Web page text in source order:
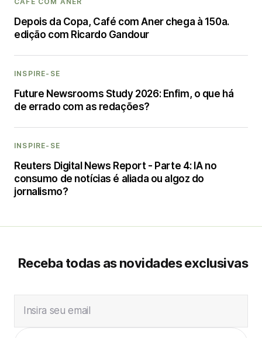
Depois da Copa, Café com Aner chega à 150a.
edição com Ricardo Gandour
INSPIRE-SE
Future Newsrooms Study 2026: Enfim, o que há
de errado com as redações?
INSPIRE-SE
Reuters Digital News Report - Parte 4: IA no
consumo de notícias é aliada ou algoz do
jornalismo?
Receba todas as novidades exclusivas
Insira seu email